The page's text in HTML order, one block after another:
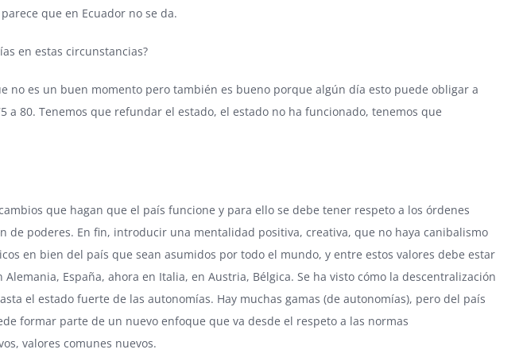
que en Ecuador no se da.
en estas circunstancias?
no es un buen momento pero también es bueno porque algún día esto puede obligar a
a 80. Tenemos que refundar el estado, el estado no ha funcionado, tenemos que
que hagan que el país funcione y para ello se debe tener respeto a los órdenes
de poderes. En fin, introducir una mentalidad positiva, creativa, que no haya canibalismo
en bien del país que sean asumidos por todo el mundo, y entre estos valores debe estar
España, ahora en Italia, en Austria, Bélgica. Se ha visto cómo la descentralización
el estado fuerte de las autonomías. Hay muchas gamas (de autonomías), pero del país
formar parte de un nuevo enfoque que va desde el respeto a las normas
valores comunes nuevos.